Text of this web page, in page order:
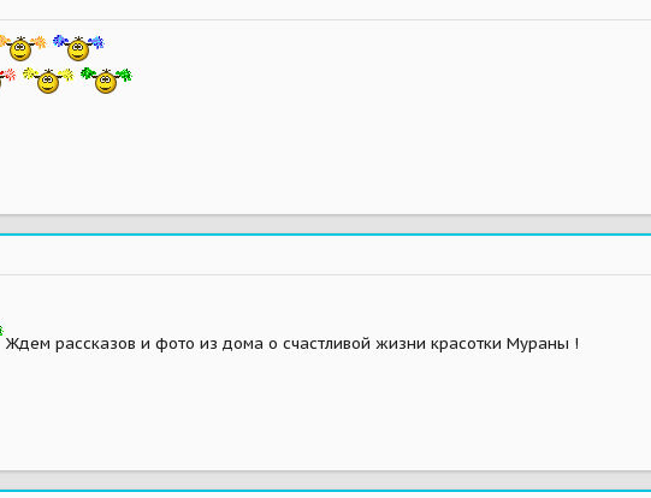
Ждем рассказов и фото из дома о счастливой жизни красотки Мураны !